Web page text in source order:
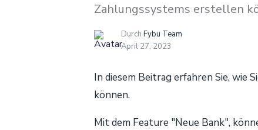
Zahlungssystems erstellen
Durch Fybu Team
April 27, 2023
In diesem Beitrag erfahren Sie, wie
können.
Mit dem Feature "Neue Bank",